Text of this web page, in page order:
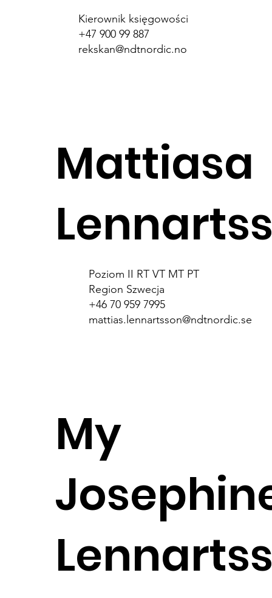
Kierownik księgowości
+47 900 99 887
rekskan@ndtnordic.no
Mattiasa
Poziom II RT VT MT PT
Region Szwecja
+46 70 959 7995
mattias.lennartsson@ndtnordic.se
My